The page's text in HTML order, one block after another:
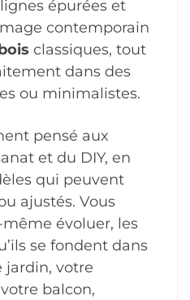
épurées et
contemporain
classiques, tout
dans des
ou minimalistes.
pensé aux
et du DIY, en
qui peuvent
ajustés. Vous
évoluer, les
se fondent dans
jardin, votre
balcon,